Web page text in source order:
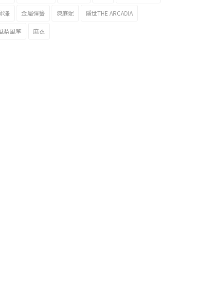
澤 金屬彈簧 陳庭妮 隱世THE ARCADIA
梨風箏 麻衣